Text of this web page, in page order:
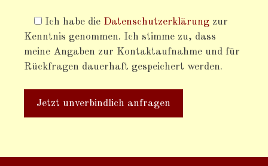
Ich habe die Datenschutzerklärung zur
Kenntnis genommen. Ich stimme zu, dass
meine Angaben zur Kontaktaufnahme und für
Rückfragen dauerhaft gespeichert werden.
l